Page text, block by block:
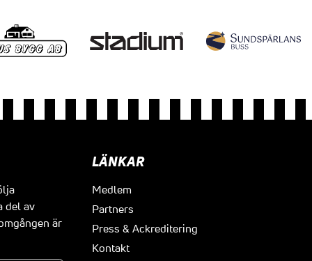
del av
är
LÄNKAR
Medlem
Partners
Press & Ackreditering
Kontakt